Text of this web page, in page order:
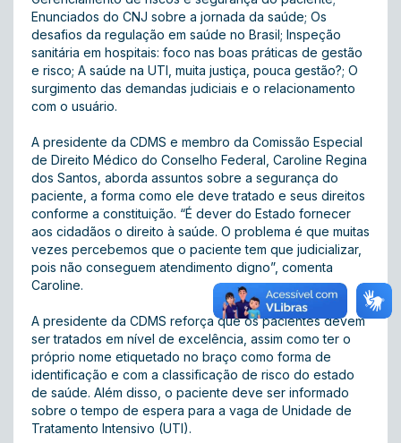
Enunciados do CNJ sobre a jornada da saúde; Os
desafios da regulação em saúde no Brasil; Inspeção
sanitária em hospitais: foco nas boas práticas de gestão
e risco; A saúde na UTI, muita justiça, pouca gestão?; O
surgimento das demandas judiciais e o relacionamento
com o usuário.
A presidente da CDMS e membro da Comissão Especial
de Direito Médico do Conselho Federal, Caroline Regina
dos Santos, aborda assuntos sobre a segurança do
paciente, a forma como ele deve tratado e seus direitos
conforme a constituição. “É dever do Estado fornecer
aos cidadãos o direito à saúde. O problema é que muitas
vezes percebemos que o paciente tem que judicializar,
pois não conseguem atendimento digno”, comenta
Caroline.
A presidente da CDMS reforça que os pacientes devem
ser tratados em nível de excelência, assim como ter o
próprio nome etiquetado no braço como forma de
identificação e com a classificação de risco do estado
de saúde. Além disso, o paciente deve ser informado
sobre o tempo de espera para a vaga de Unidade de
Tratamento Intensivo (UTI).